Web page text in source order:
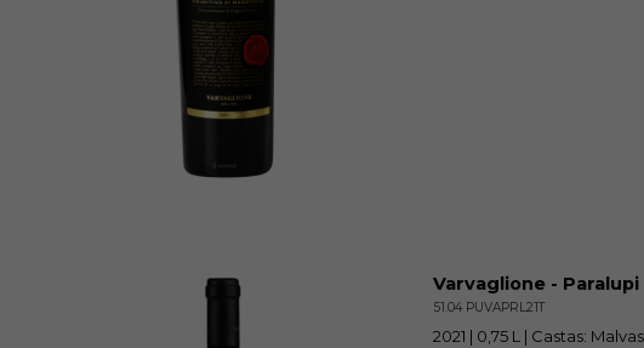
Varvaglione -
51.04 PUVAPRL21T
2021 | 0,75 L | Castas: